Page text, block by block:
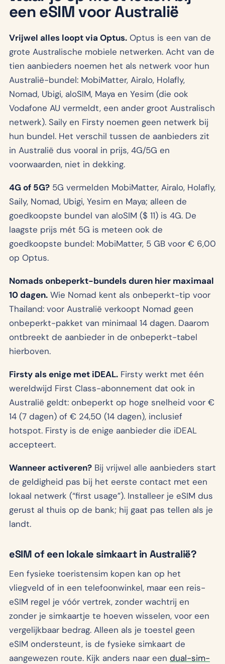
een eSIM voor Australië
Vrijwel alles loopt via Optus. Optus is een van de
grote Australische mobiele netwerken. Acht van de
tien aanbieders noemen het als netwerk voor hun
Australië-bundel: MobiMatter, Airalo, Holafly,
Nomad, Ubigi, aloSIM, Maya en Yesim (die ook
Vodafone AU vermeldt, een ander groot Australisch
netwerk). Saily en Firsty noemen geen netwerk bij
hun bundel. Het verschil tussen de aanbieders zit
in Australië dus vooral in prijs, 4G/5G en
voorwaarden, niet in dekking.
4G of 5G? 5G vermelden MobiMatter, Airalo, Holafly,
Saily, Nomad, Ubigi, Yesim en Maya; alleen de
goedkoopste bundel van aloSIM ($ 11) is 4G. De
laagste prijs mét 5G is meteen ook de
goedkoopste bundel: MobiMatter, 5 GB voor € 6,00
op Optus.
Nomads onbeperkt-bundels duren hier maximaal
10 dagen. Wie Nomad kent als onbeperkt-tip voor
Thailand: voor Australië verkoopt Nomad geen
onbeperkt-pakket van minimaal 14 dagen. Daarom
ontbreekt de aanbieder in de onbeperkt-tabel
hierboven.
Firsty als enige met iDEAL. Firsty werkt met één
wereldwijd First Class-abonnement dat ook in
Australië geldt: onbeperkt op hoge snelheid voor €
14 (7 dagen) of € 24,50 (14 dagen), inclusief
hotspot. Firsty is de enige aanbieder die iDEAL
accepteert.
Wanneer activeren? Bij vrijwel alle aanbieders start
de geldigheid pas bij het eerste contact met een
lokaal netwerk (“first usage”). Installeer je eSIM dus
gerust al thuis op de bank; hij gaat pas tellen als je
landt.
eSIM of een lokale simkaart in Australië?
Een fysieke toeristensim kopen kan op het
vliegveld of in een telefoonwinkel, maar een reis-
eSIM regel je vóór vertrek, zonder wachtrij en
zonder je simkaartje te hoeven wisselen, voor een
vergelijkbaar bedrag. Alleen als je toestel geen
eSIM ondersteunt, is de fysieke simkaart de
aangewezen route. Kijk anders naar een dual-sim-